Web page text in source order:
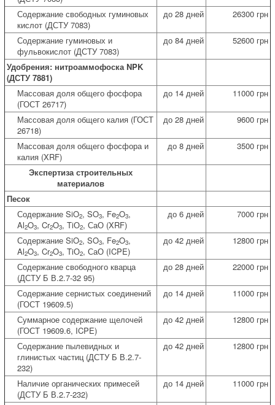
Содержание свободных гуминовых
кислот (ДСТУ 7083)
до 28 дней 26300 грн
Содержание гуминовых и
фульвокислот (ДСТУ 7083)
до 84 дней 52600 грн
Удобрения: нитроаммофоска NPK
(ДСТУ 7881)
Массовая доля общего фосфора
(ГОСТ 26717)
до 14 дней 11000 грн
Массовая доля общего калия (ГОСТ
26718)
до 28 дней 9600 грн
Массовая доля общего фосфора и
калия (XRF)
до 8 дней 3500 грн
Экспертиза строительных
материалов
Песок
Содержание SiO2, SO3, Fe2O3,
Al2O3, Cr2O3, TiО2, СаО (XRF)
до 6 дней 7000 грн
Содержание SiO2, SO3, Fe2O3,
Al2O3, Cr2O3, TiО2, СаО (ICPE)
до 42 дней 12800 грн
Содержание свободного кварца
(ДСТУ Б В.2.7-32 95)
до 28 дней 22000 грн
Содержание сернистых соединений
(ГОСT 19609.5)
до 14 дней 11000 грн
Суммарное содержание щелочей
(ГОСT 19609.6, ICPE)
до 42 дней 12800 грн
Содержание пылевидных и
глинистых частиц (ДСТУ Б В.2.7-
232)
до 42 дней 12800 грн
Наличие органических примесей
(ДСТУ Б В.2.7-232)
до 14 дней 11000 грн